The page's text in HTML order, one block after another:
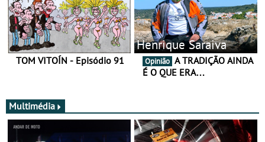
TOM VITOÍN - Episódio 91
Henrique Saraiva
Opinião
É O QUE ERA…
Multimédia